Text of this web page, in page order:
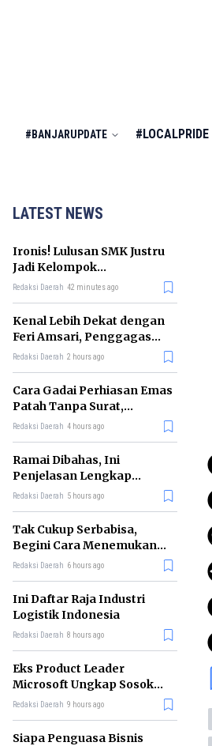
#BANJARUPDATE #LOCALPRIDE
LATEST NEWS
Ironis! Lulusan SMK Justru
Jadi Kelompok
Pengangguran Terbanyak
Redaksi Daerah 42 minutes ago
Kenal Lebih Dekat dengan
Feri Amsari, Penggagas
Kabinet Bayangan
Redaksi Daerah 2 hours ago
Cara Gadai Perhiasan Emas
Patah Tanpa Surat,
Ternyata Tetap Bisa!
Redaksi Daerah 4 hours ago
Ramai Dibahas, Ini
Penjelasan Lengkap
tentang Konsep Kabinet
Redaksi Daerah 5 hours ago
Tak Cukup Serbabisa,
Begini Cara Menemukan
'Spike' agar CV Dilirik HR
Redaksi Daerah 6 hours ago
Ini Daftar Raja Industri
Logistik Indonesia
Redaksi Daerah 8 hours ago
Eks Product Leader
Microsoft Ungkap Sosok
yang Paling Cocok
Redaksi Daerah 9 hours ago
Siapa Penguasa Bisnis